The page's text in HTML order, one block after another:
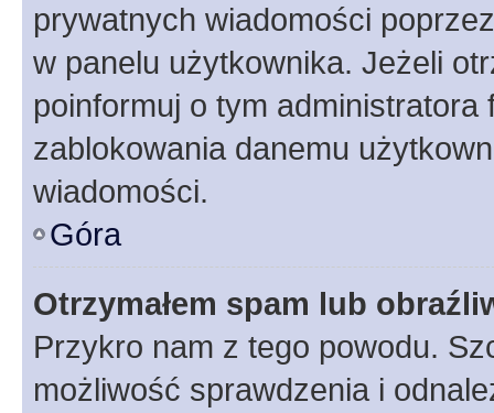
prywatnych wiadomości
w panelu użytkownika. Jeżeli
poinformuj o tym
zablokowania danemu
wiadomości.
Góra
Otrzymałem spam lub
Przykro nam z tego powodu.
możliwość sprawdzenia i